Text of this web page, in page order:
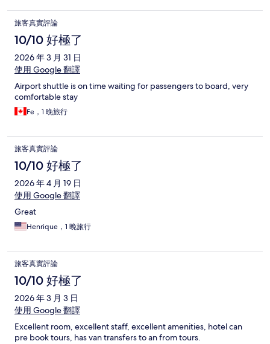
旅客真實評論
10/10 好極了
2026 年 3 月 31 日
使用 Google 翻譯
Airport shuttle is on time waiting for passengers to board, very
comfortable stay
Fe，1 晚旅行
旅客真實評論
10/10 好極了
2026 年 4 月 19 日
使用 Google 翻譯
Great
Henrique，1 晚旅行
旅客真實評論
10/10 好極了
2026 年 3 月 3 日
使用 Google 翻譯
Excellent room, excellent staff, excellent amenities, hotel can
pre book tours, has van transfers to an from tours.